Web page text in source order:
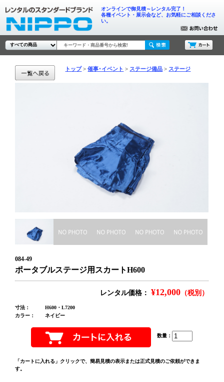
オンラインで御見積～レンタル完了！
各種イベント・展示会など、お気軽にご相談くださ
い。
トップ 催事･イベント ステージ備品 ステージ
084-49
ポータブルステージ用スカートH600
レンタル価格： ¥12,000 （税別）
寸法：
H600・L7200
カラー：
ネイビー
数量：
「カートに入れる」クリックで、簡易見積の表示または正式見積のご依頼ができま
す。